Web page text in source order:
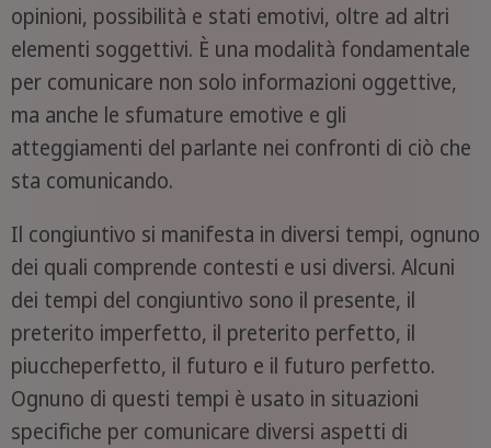
opinioni, possibilità e stati emotivi, oltre ad altri
elementi soggettivi. È una modalità fondamentale
per comunicare non solo informazioni oggettive,
ma anche le sfumature emotive e gli
atteggiamenti del parlante nei confronti di ciò che
sta comunicando.
Il congiuntivo si manifesta in diversi tempi, ognuno
dei quali comprende contesti e usi diversi. Alcuni
dei tempi del congiuntivo sono il presente, il
preterito imperfetto, il preterito perfetto, il
piuccheperfetto, il futuro e il futuro perfetto.
Ognuno di questi tempi è usato in situazioni
specifiche per comunicare diversi aspetti di